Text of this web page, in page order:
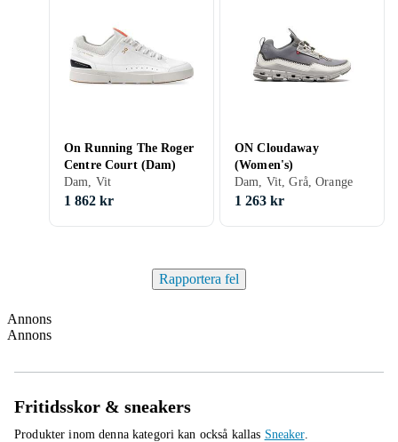
On Running The Roger
Centre Court (Dam)
Dam, Vit
1 862 kr
ON Cloudaway
(Women's)
Dam, Vit, Grå, Orange
1 263 kr
Rapportera fel
Annons
Annons
Fritidsskor & sneakers
Produkter inom denna kategori kan också kallas Sneaker.